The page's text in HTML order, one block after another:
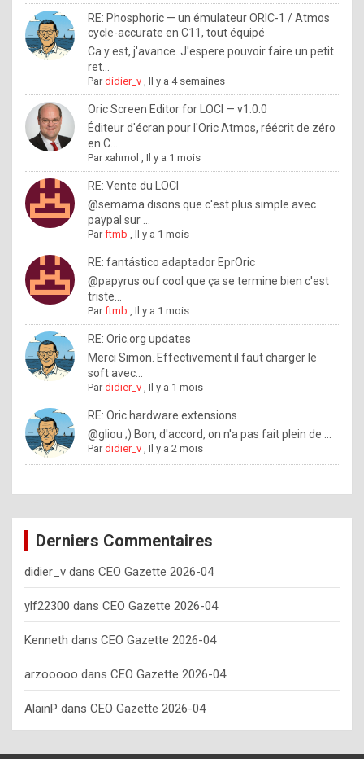
.
I
f
y
o
u
w
a
n
t
o
n
o
w
h
o
w
o
e
y
o
u
s
h
o
RE: Phosphoric — un émulateur ORIC-1 / Atmos
cycle-accurate en C11, tout équipé
Ca y est, j'avance. J'espere pouvoir faire un petit
ret...
Pardidier_v ,Il y a 4 semaines
Oric Screen Editor for LOCI — v1.0.0
Éditeur d'écran pour l'Oric Atmos, réécrit de zéro
en C...
Parxahmol ,Il y a 1 mois
RE: Vente du LOCI
@semama disons que c'est plus simple avec
paypal sur ...
Parftmb ,Il y a 1 mois
RE: fantástico adaptador EprOric
@papyrus ouf cool que ça se termine bien c'est
triste...
Parftmb ,Il y a 1 mois
RE: Oric.org updates
Merci Simon. Effectivement il faut charger le
soft avec...
Pardidier_v ,Il y a 1 mois
RE: Oric hardware extensions
@gliou ;) Bon, d'accord, on n'a pas fait plein de ...
Pardidier_v ,Il y a 2 mois
Derniers Commentaires
didier_v dans CEO Gazette 2026-04
ylf22300 dans CEO Gazette 2026-04
Kenneth dans CEO Gazette 2026-04
arzooooo dans CEO Gazette 2026-04
AlainP dans CEO Gazette 2026-04